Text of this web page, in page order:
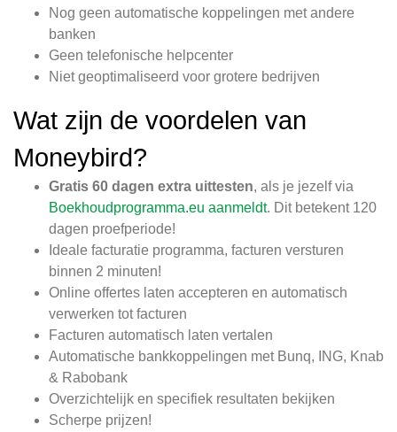
Nog geen automatische koppelingen met andere
banken
Geen telefonische helpcenter
Niet geoptimaliseerd voor grotere bedrijven
Wat zijn de voordelen van
Moneybird?
Gratis 60 dagen extra uittesten, als je jezelf via
Boekhoudprogramma.eu aanmeldt. Dit betekent 120
dagen proefperiode!
Ideale facturatie programma, facturen versturen
binnen 2 minuten!
Online offertes laten accepteren en automatisch
verwerken tot facturen
Facturen automatisch laten vertalen
Automatische bankkoppelingen met Bunq, ING, Knab
& Rabobank
Overzichtelijk en specifiek resultaten bekijken
Scherpe prijzen!